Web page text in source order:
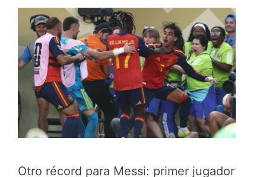
Otro récord para Messi: primer jugador